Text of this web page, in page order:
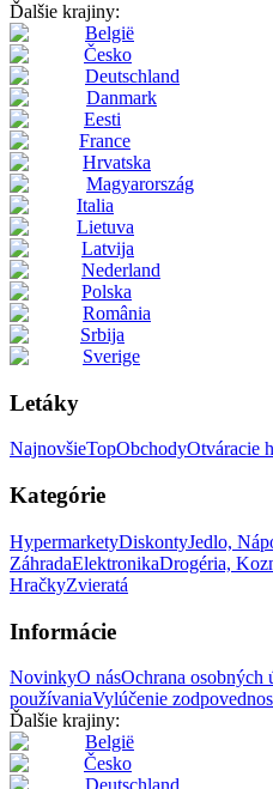
Ďalšie krajiny:
België
Česko
Deutschland
Danmark
Eesti
France
Hrvatska
Magyarország
Italia
Lietuva
Latvija
Nederland
Polska
România
Srbija
Sverige
Letáky
NajnovšieTopObchodyOtváracie
Kategórie
HypermarketyDiskontyJedlo,
ZáhradaElektronikaDrogéria,
HračkyZvieratá
Informácie
NovinkyO násOchrana osobných
používaniaVylúčenie
Ďalšie krajiny:
België
Česko